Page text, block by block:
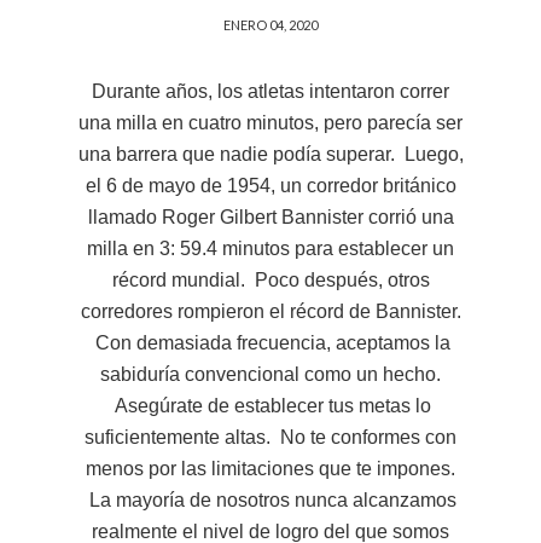
ENERO 04, 2020
Durante años, los atletas intentaron correr
una milla en cuatro minutos, pero parecía ser
una barrera que nadie podía superar. Luego,
el 6 de mayo de 1954, un corredor británico
llamado Roger Gilbert Bannister corrió una
milla en 3: 59.4 minutos para establecer un
récord mundial. Poco después, otros
corredores rompieron el récord de Bannister.
Con demasiada frecuencia, aceptamos la
sabiduría convencional como un hecho.
Asegúrate de establecer tus metas lo
suficientemente altas. No te conformes con
menos por las limitaciones que te impones.
La mayoría de nosotros nunca alcanzamos
realmente el nivel de logro del que somos